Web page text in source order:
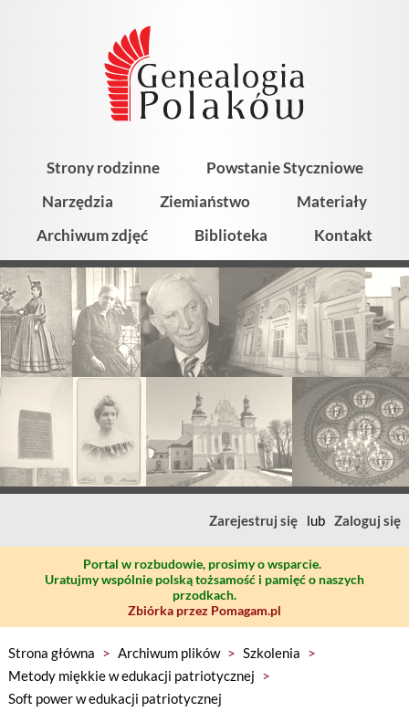
Strony rodzinne
Powstanie Styczniowe
Narzędzia
Ziemiaństwo
Materiały
Archiwum zdjęć
Biblioteka Kontakt
Zarejestruj się lub Zaloguj się
Portal w rozbudowie, prosimy o wsparcie.
Uratujmy wspólnie polską tożsamość i pamięć o naszych
przodkach.
Zbiórka przez Pomagam.pl
Strona główna > Archiwum plików > Szkolenia >
Metody miękkie w edukacji patriotycznej >
Soft power w edukacji patriotycznej